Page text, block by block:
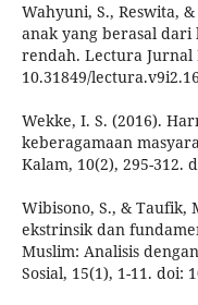
Wahyuni, S., Reswita,
anak yang berasal dari
rendah. Lectura Jurnal
10.31849/
Wekke, I. S. (2016).
keberagamaan
Kalam, 10(2), 295-312.
Wibisono, S., & Taufik,
ekstrinsik dan
Muslim: Analisis
Sosial, 15(1), 1-11. doi: